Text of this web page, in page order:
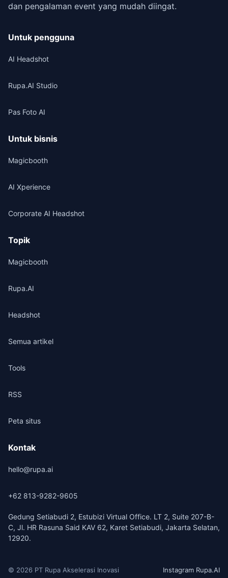
dan pengalaman event yang mudah diingat.
Untuk pengguna
AI Headshot
Rupa.AI Studio
Pas Foto AI
Untuk bisnis
Magicbooth
AI Xperience
Corporate AI Headshot
Topik
Magicbooth
Rupa.AI
Headshot
Semua artikel
Tools
RSS
Peta situs
Kontak
hello@rupa.ai
+62 813-9282-9605
Gedung Setiabudi 2, Estubizi Virtual Office. LT 2, Suite 207-B-
C, Jl. HR Rasuna Said KAV 62, Karet Setiabudi, Jakarta Selatan,
12920.
© 2026 PT Rupa Akselerasi Inovasi Instagram Rupa.AI